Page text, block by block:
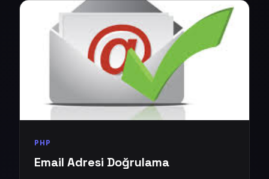
PHP
Email Adresi Doğrulama